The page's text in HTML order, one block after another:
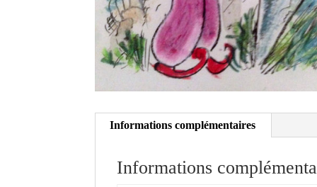
Informations complémentaires
Informations